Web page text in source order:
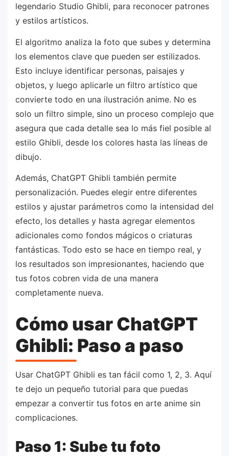
legendario Studio Ghibli, para reconocer patrones
y estilos artísticos.
El algoritmo analiza la foto que subes y determina
los elementos clave que pueden ser estilizados.
Esto incluye identificar personas, paisajes y
objetos, y luego aplicarle un filtro artístico que
convierte todo en una ilustración anime. No es
solo un filtro simple, sino un proceso complejo que
asegura que cada detalle sea lo más fiel posible al
estilo Ghibli, desde los colores hasta las líneas de
dibujo.
Además, ChatGPT Ghibli también permite
personalización. Puedes elegir entre diferentes
estilos y ajustar parámetros como la intensidad del
efecto, los detalles y hasta agregar elementos
adicionales como fondos mágicos o criaturas
fantásticas. Todo esto se hace en tiempo real, y
los resultados son impresionantes, haciendo que
tus fotos cobren vida de una manera
completamente nueva.
Cómo usar ChatGPT
Ghibli: Paso a paso
Usar ChatGPT Ghibli es tan fácil como 1, 2, 3. Aquí
te dejo un pequeño tutorial para que puedas
empezar a convertir tus fotos en arte anime sin
complicaciones.
Paso 1: Sube tu foto